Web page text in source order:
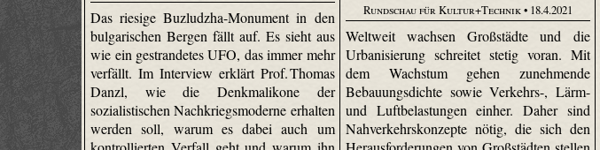
Das riesige Buzludzha-Monument in den
bulgarischen Bergen fällt auf. Es sieht aus
wie ein gestrandetes UFO, das immer mehr
verfällt. Im Interview erklärt Prof. Thomas
Danzl, wie die Denkmalikone der
sozialistischen Nachkriegsmoderne erhalten
werden soll, warum es dabei auch um
Rundschau für Kultur+Technik• 18.4.2021
Weltweit wachsen Großstädte und die
Urbanisierung schreitet stetig voran. Mit
dem Wachstum gehen zunehmende
Bebauungsdichte sowie Verkehrs-, Lärm-
und Luftbelastungen einher. Daher sind
Nahverkehrskonzepte nötig, die sich den